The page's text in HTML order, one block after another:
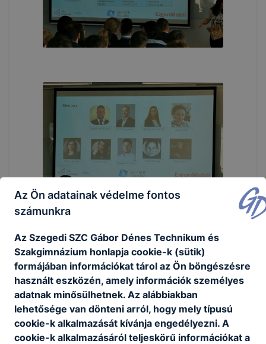
Az Ön adatainak védelme fontos
számunkra
Az Szegedi SZC Gábor Dénes Technikum és
Szakgimnázium honlapja cookie-k (sütik)
formájában információkat tárol az Ön böngészésre
használt eszközén, amely információk személyes
adatnak minősülhetnek. Az alábbiakban
lehetősége van dönteni arról, hogy mely típusú
cookie-k alkalmazását kívánja engedélyezni. A
cookie-k alkalmazásáról teljeskörű információkat a